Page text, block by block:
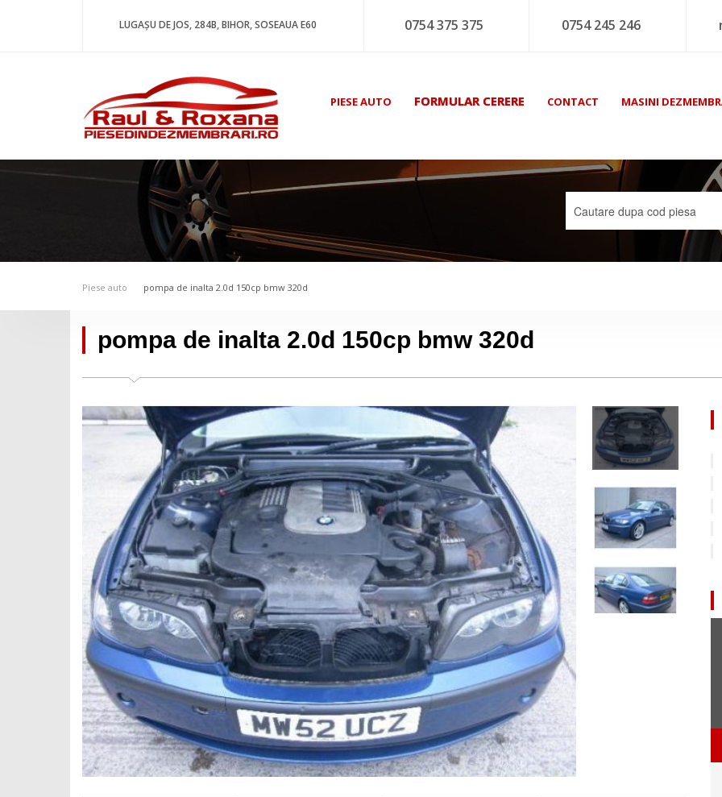
LUGAȘU DE JOS, 284B, BIHOR, SOSEAUA E60 0754 375 375 0754 245 246
PIESE AUTO FORMULAR CERERE CONTACT MASINI
Piese auto pompa de inalta 2.0d 150cp bmw 320d
pompa de inalta 2.0d 150cp bmw 320d